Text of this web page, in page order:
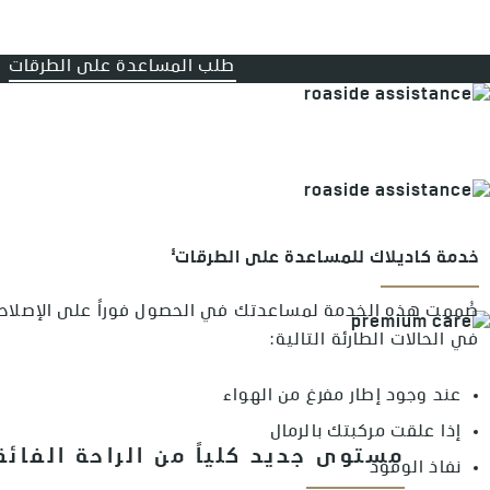
طلب المساعدة على الطرقات
خدمة كاديلاك للمساعدة على الطرقات§
صُممت هذه الخدمة لمساعدتك في الحصول فوراً على
في الحالات الطارئة التالية:
عند وجود إطار مفرغ من الهواء
إذا علقت مركبتك بالرمال
نفاذ الوقودمستوى جديد كلياً من الراحة